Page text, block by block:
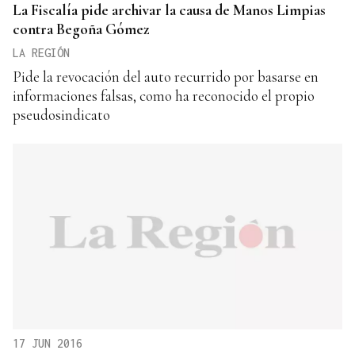
La Fiscalía pide archivar la causa de Manos Limpias
contra Begoña Gómez
LA REGIÓN
Pide la revocación del auto recurrido por basarse en
informaciones falsas, como ha reconocido el propio
pseudosindicato
17 JUN 2016